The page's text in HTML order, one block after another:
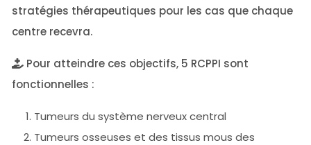
stratégies thérapeutiques pour les cas que chaque
centre recevra.
Pour atteindre ces objectifs, 5 RCPPI sont
fonctionnelles :
Tumeurs du système nerveux central
Tumeurs osseuses et des tissus mous des